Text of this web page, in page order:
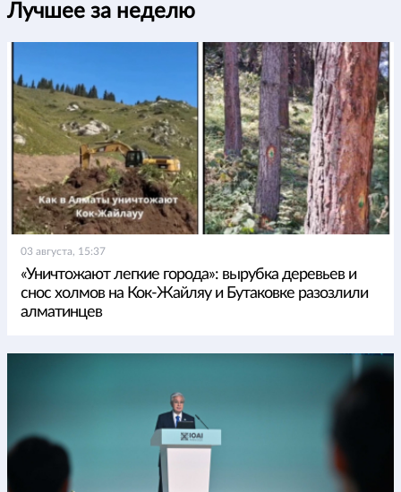
Лучшее за неделю
03 августа, 15:37
«Уничтожают легкие города»: вырубка деревьев и
снос холмов на Кок-Жайляу и Бутаковке разозлили
алматинцев